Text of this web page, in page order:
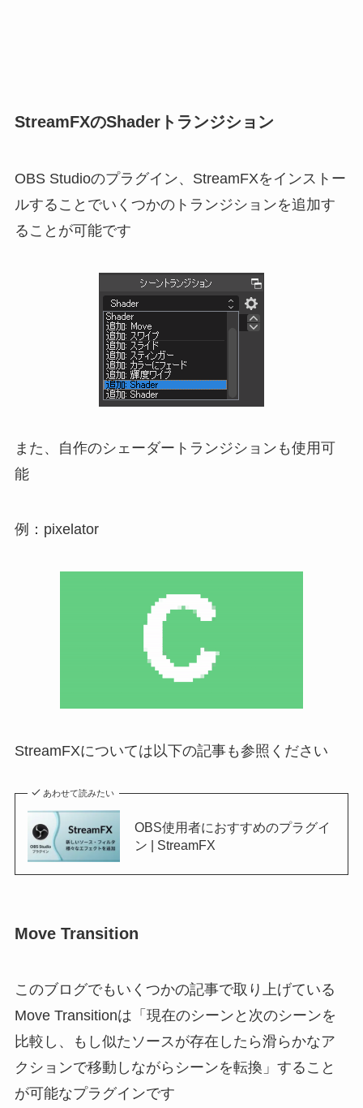
StreamFXのShaderトランジション
OBS Studioのプラグイン、StreamFXをインストー
ルすることでいくつかのトランジションを追加す
ることが可能です
また、自作のシェーダートランジションも使用可
能
例：pixelator
StreamFXについては以下の記事も参照ください
あわせて読みたい
OBS使用者におすすめのプラグイ
ン | StreamFX
Move Transition
このブログでもいくつかの記事で取り上げている
Move Transitionは「現在のシーンと次のシーンを
比較し、もし似たソースが存在したら滑らかなア
クションで移動しながらシーンを転換」すること
が可能なプラグインです